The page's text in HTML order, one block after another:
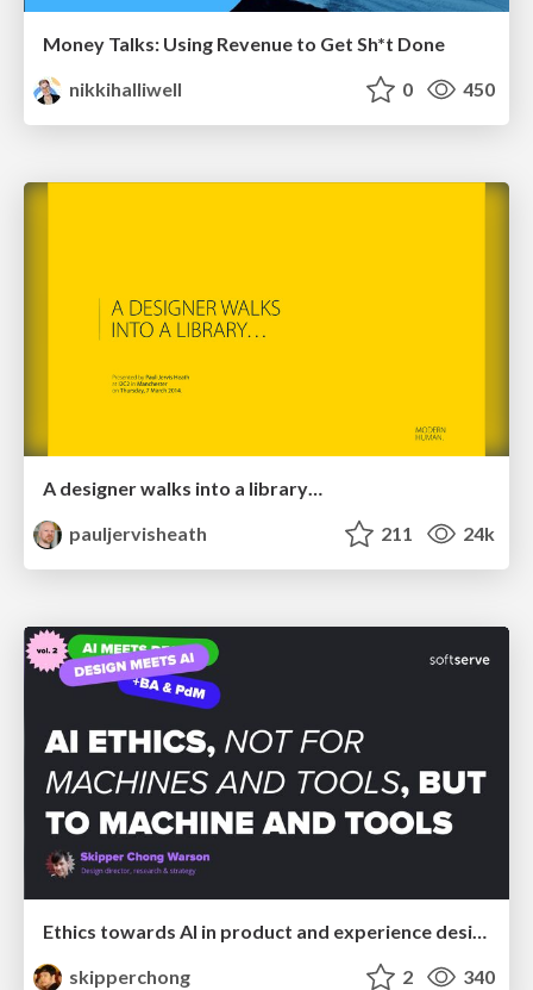
Money Talks: Using Revenue to Get Sh*t Done
nikkihalliwell
0 450
A designer walks into a library…
pauljervisheath
211 24k
Ethics towards AI in product and experience design
skipperchong
2 340